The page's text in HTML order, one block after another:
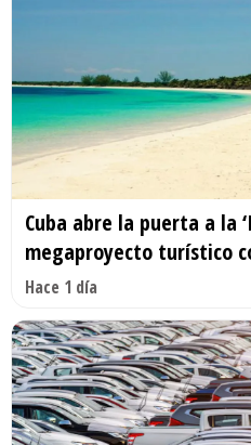
Cuba abre la puerta a la
megaproyecto turístico
Hace 1 día